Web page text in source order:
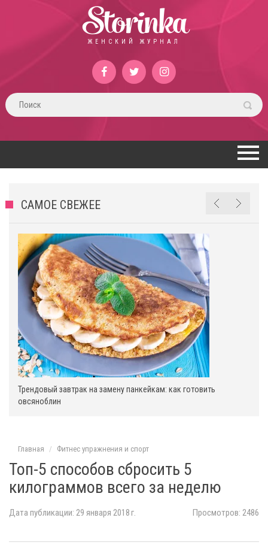
Storinka
ЖЕНСКИЙ ЖУРНАЛ
САМОЕ СВЕЖЕЕ
Трендовый завтрак на замену панкейкам: как готовить
овсяноблин
Главная Фитнес упражнения и спорт
Топ-5 способов сбросить 5
килограммов всего за неделю
Дата публикации: 29 января 2018 г. Просмотров: 2486